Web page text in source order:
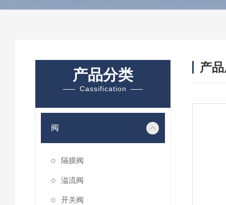
产品分类
Cassification
阀
隔膜阀
溢流阀
开关阀
产